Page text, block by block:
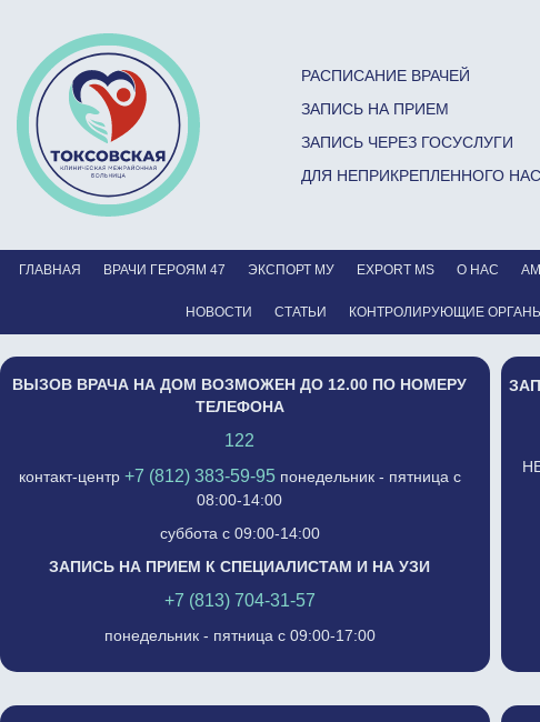
ГЛАВНАЯ ВРАЧИ ГЕРОЯМ 47 ЭКСПОРТ МУ EXPORT MS О НАС
НОВОСТИ СТАТЬИ КОНТРОЛИРУЮЩИЕ ОРГАНЫ
РАСПИСАНИЕ ВРАЧЕЙ
ЗАПИСЬ НА ПРИЕМ
ЗАПИСЬ ЧЕРЕЗ ГОСУСЛУГИ
ДЛЯ НЕПРИКРЕПЛЕННОГО
ВЫЗОВ ВРАЧА НА ДОМ ВОЗМОЖЕН ДО 12.00 ПО НОМЕРУ
ТЕЛЕФОНА
122
контакт-центр +7 (812) 383-59-95понедельник - пятница с
08:00-14:00
суббота с 09:00-14:00
ЗАПИСЬ НА ПРИЕМ К СПЕЦИАЛИСТАМ И НА УЗИ
+7 (813) 704-31-57
понедельник - пятница с 09:00-17:00